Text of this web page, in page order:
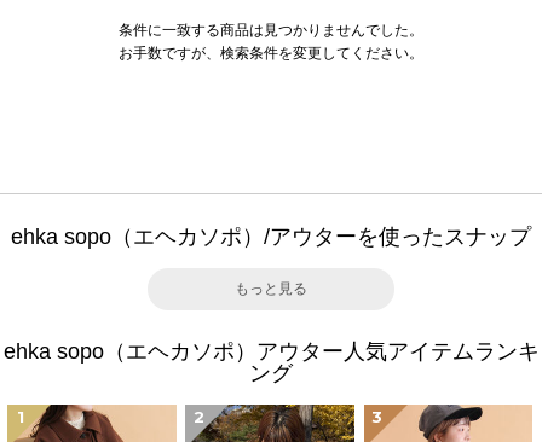
条件に一致する商品は見つかりませんでした。
お手数ですが、検索条件を変更してください。
ehka sopo（エヘカソポ）/アウターを使ったスナップ
もっと見る
ehka sopo（エヘカソポ）アウター人気アイテムランキ
ング
1 2 3